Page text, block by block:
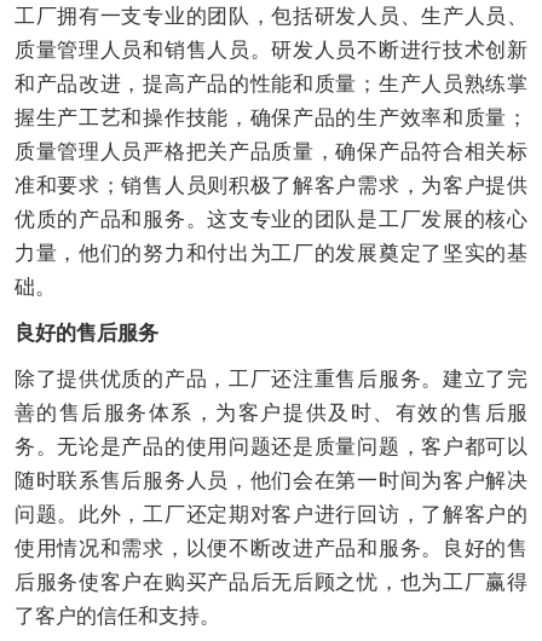
工厂拥有一支专业的团队，包括研发人员、生产人员、
质量管理人员和销售人员。研发人员不断进行技术创新
和产品改进，提高产品的性能和质量；生产人员熟练掌
握生产工艺和操作技能，确保产品的生产效率和质量；
质量管理人员严格把关产品质量，确保产品符合相关标
准和要求；销售人员则积极了解客户需求，为客户提供
优质的产品和服务。这支专业的团队是工厂发展的核心
力量，他们的努力和付出为工厂的发展奠定了坚实的基
础。
良好的售后服务
除了提供优质的产品，工厂还注重售后服务。建立了完
善的售后服务体系，为客户提供及时、有效的售后服
务。无论是产品的使用问题还是质量问题，客户都可以
随时联系售后服务人员，他们会在第一时间为客户解决
问题。此外，工厂还定期对客户进行回访，了解客户的
使用情况和需求，以便不断改进产品和服务。良好的售
后服务使客户在购买产品后无后顾之忧，也为工厂赢得
了客户的信任和支持。